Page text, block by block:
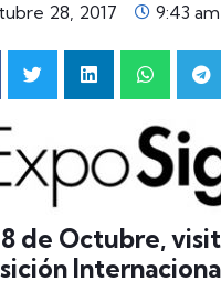
28, 2017 9:43 am
de Octubre,